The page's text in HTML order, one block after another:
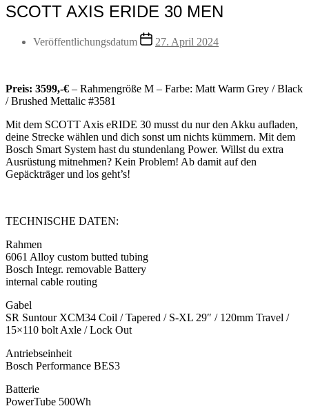
SCOTT AXIS ERIDE 30 MEN
Veröffentlichungsdatum 27. April 2024
Preis: 3599,-€ – Rahmengröße M – Farbe: Matt Warm Grey / Black
/ Brushed Mettalic #3581
Mit dem SCOTT Axis eRIDE 30 musst du nur den Akku aufladen,
deine Strecke wählen und dich sonst um nichts kümmern. Mit dem
Bosch Smart System hast du stundenlang Power. Willst du extra
Ausrüstung mitnehmen? Kein Problem! Ab damit auf den
Gepäckträger und los geht’s!
TECHNISCHE DATEN:
Rahmen
6061 Alloy custom butted tubing
Bosch Integr. removable Battery
internal cable routing
Gabel
SR Suntour XCM34 Coil / Tapered / S-XL 29″ / 120mm Travel /
15×110 bolt Axle / Lock Out
Antriebseinheit
Bosch Performance BES3
Batterie
PowerTube 500Wh